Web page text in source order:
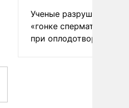
Ученые разрушили миф
«гонке
при оплодотворении